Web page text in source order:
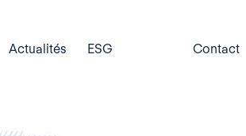
Actualités ESG Contact